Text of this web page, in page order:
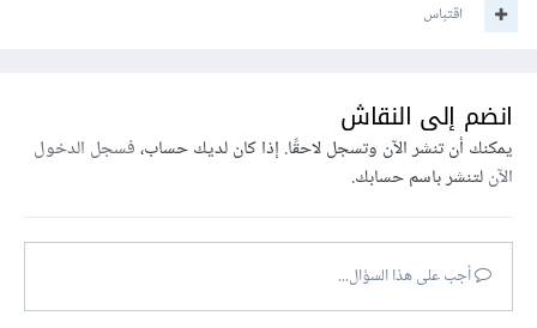
اقتباس
انضم إلى النقاش
يمكنك أن تنشر الآن وتسجل لاحقًا. إذا كان لديك حساب،فسجل الدخول
الآنلتنشر باسم حسابك.
أجب على هذا السؤال...